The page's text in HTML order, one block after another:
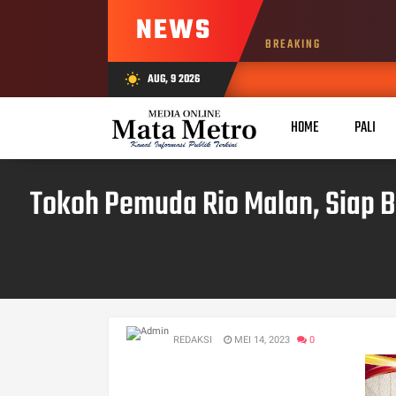
NEWS BREAKING
wb_sunny AUG, 9 2026
HOME PALI
Tokoh Pemuda Rio Malan,
REDAKSI MEI 14, 2023 0